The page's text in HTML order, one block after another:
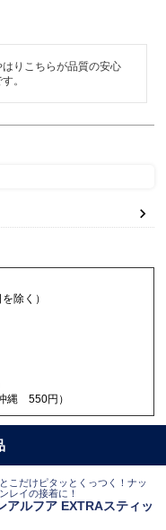
りこちらが品質の安心
。
除く）
縄 550円）
こだけピタッとくっつく！ナッ
レイの接着に！
アルフア EXTRAスティッ